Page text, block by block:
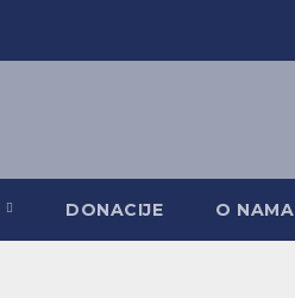
DONACIJE O NAMA